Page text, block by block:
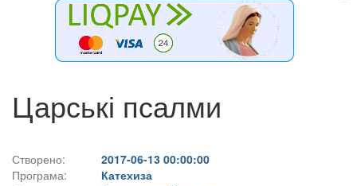
Царські псалми
Створено:
2017-06-13 00:00:00
Програма:
Катехиза